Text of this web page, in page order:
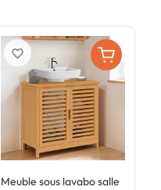
Meuble sous lavabo salle
favorite_border